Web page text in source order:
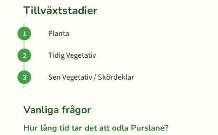
Tillväxtstadier
Planta
Tidig Vegetativ
Sen Vegetativ / Skördeklar
Vanliga frågor
Hur lång tid tar det att odla Purslane?